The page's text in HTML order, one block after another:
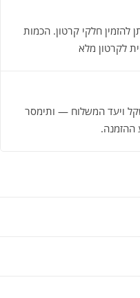
להזמין חלקי קרטון. הכמות
לקרטון מלא
ויעד המשלוח — ותימסר
ההזמנה.